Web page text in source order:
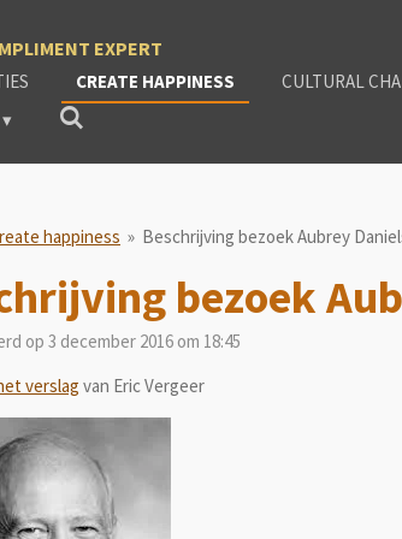
EXPERT
CREATE HAPPINESS CULTURAL
happiness » Beschrijving bezoek Aubrey
bezoek
op 3 december 2016 om 18:45
verslag van Eric Vergeer